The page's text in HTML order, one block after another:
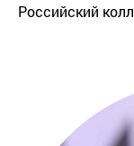
Российский коллекционер, галерист и публицист, арт-